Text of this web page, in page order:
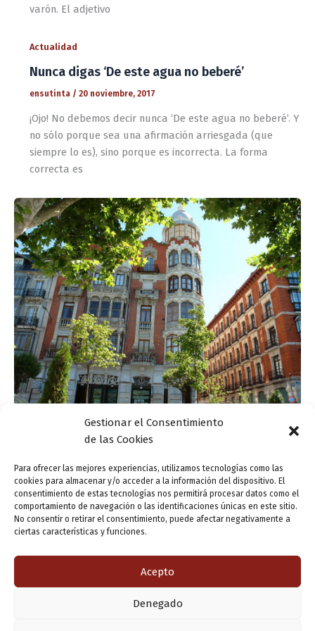
Gestionar el Consentimiento
de las Cookies
Para ofrecer las mejores experiencias, utilizamos tecnologías como las
cookies para almacenar y/o acceder a la información del dispositivo. El
consentimiento de estas tecnologías nos permitirá procesar datos como el
comportamiento de navegación o las identificaciones únicas en este sitio.
No consentir o retirar el consentimiento, puede afectar negativamente a
ciertas características y funciones.
Acepto
Denegado
varón. El adjetivo
Actualidad
Nunca digas ‘De este agua no beberé’
ensutinta / 20 noviembre, 2017
¡Ojo! No debemos decir nunca ‘De este agua no beberé’. Y
no sólo porque sea una afirmación arriesgada (que
siempre lo es), sino porque es incorrecta. La forma
correcta es
«Todo» Valladolid / «Toda» Valladolid
ensutinta/14 mayo, 2014
¿Valladolid es femenino o masculino? Porque todos lo
hemos utilizado de ambas formas… La Real Academia
en cuanto al género y